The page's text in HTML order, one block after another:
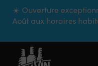
☀️ Ouverture
Août aux horaires
Panneau de gestion des